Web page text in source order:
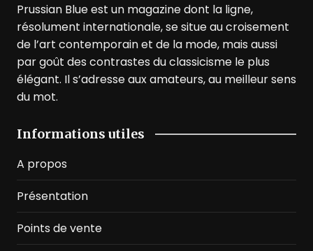
Prussian Blue est un magazine dont la ligne,
résolument internationale, se situe au croisement
de l’art contemporain et de la mode, mais aussi
par goût des contrastes du classicisme le plus
élégant. Il s’adresse aux amateurs, au meilleur sens
du mot.
Informations utiles
A propos
Présentation
Points de vente